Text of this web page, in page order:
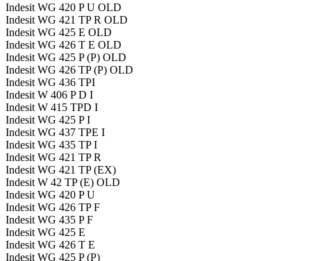
Indesit WG 420 P U OLD
Indesit WG 421 TP R OLD
Indesit WG 425 E OLD
Indesit WG 426 T E OLD
Indesit WG 425 P (P) OLD
Indesit WG 426 TP (P) OLD
Indesit WG 436 TPI
Indesit W 406 P D I
Indesit W 415 TPD I
Indesit WG 425 P I
Indesit WG 437 TPE I
Indesit WG 435 TP I
Indesit WG 421 TP R
Indesit WG 421 TP (EX)
Indesit W 42 TP (E) OLD
Indesit WG 420 P U
Indesit WG 426 TP F
Indesit WG 435 P F
Indesit WG 425 E
Indesit WG 426 T E
Indesit WG 425 P (P)